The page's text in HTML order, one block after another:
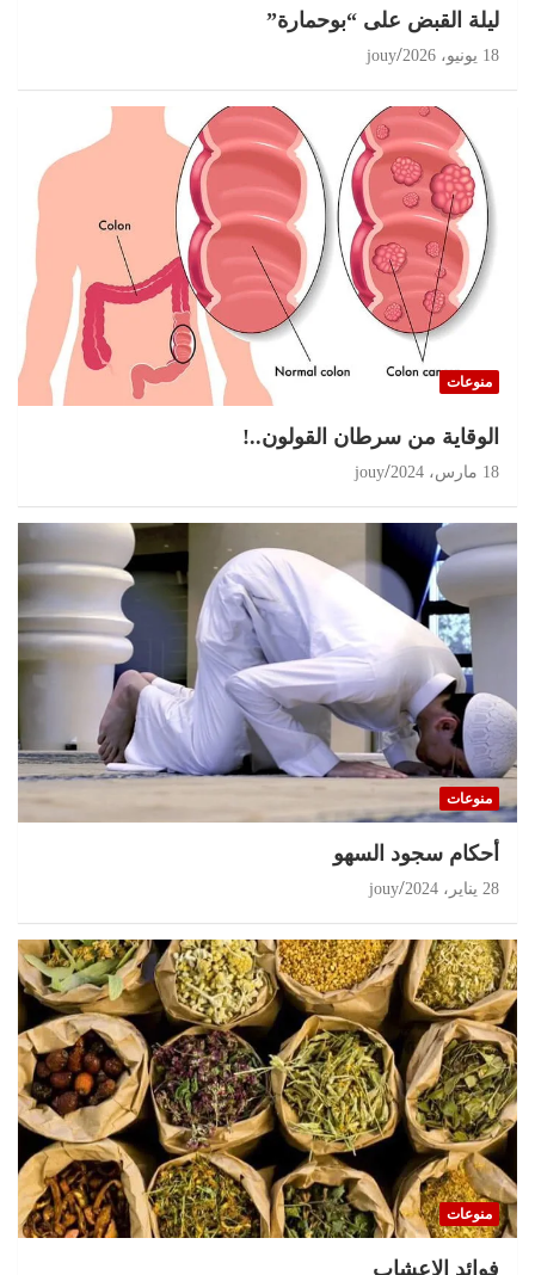
ليلة القبض على “بوحمارة”
18 يونيو، 2026 jouy
منوعات
الوقاية من سرطان القولون..!
18 مارس، 2024 jouy
منوعات
أحكام سجود السهو
28 يناير، 2024 jouy
منوعات
‏فوائد الاعشاب